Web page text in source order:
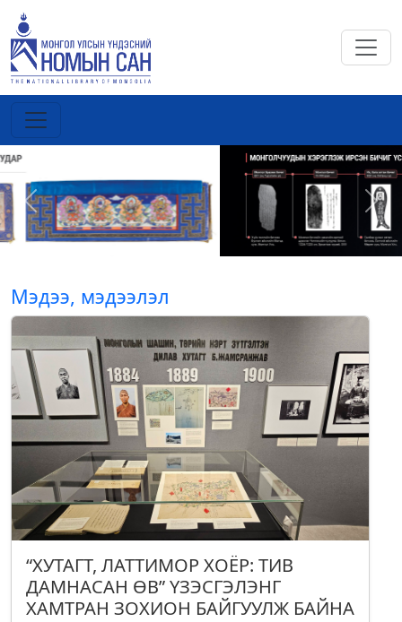
Previous Next
Мэдээ, мэдээлэл
“ХУТАГТ, ЛАТТИМОР ХОЁР: ТИВ
ДАМНАСАН ӨВ” ҮЗЭСГЭЛЭНГ
ХАМТРАН ЗОХИОН БАЙГУУЛЖ БАЙНА